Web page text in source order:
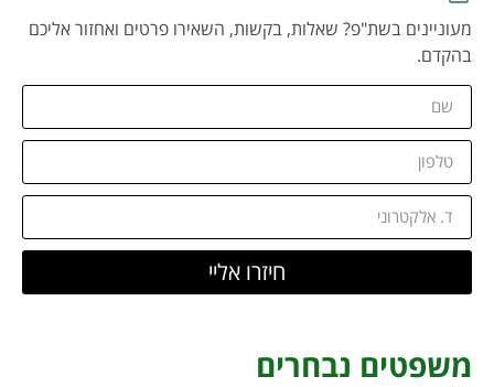
מעוניינים בשת"פ? שאלות, בקשות, השאירו פרטים ואחזור אליכם
בהקדם.
חיזרו אליי
משפטים נבחרים